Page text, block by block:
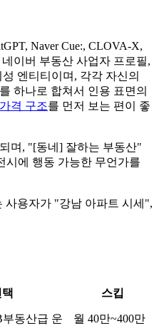
Naver Cue:, CLOVA-X,
이버 부동산 사업자 프로필,
엔티티이며, 각각 자신의
하나로 합쳐서 인용 표면의
격 구조를 먼저 보는 편이 좋
며, "[동네] 잘하는 부동산"
시에 행동 가능한 무언가를
사용자가 "강남 아파트 시세",
스킵
부동산급 운
월 40만~400만